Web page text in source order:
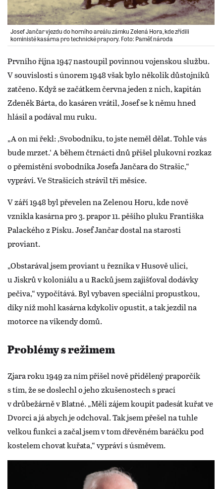
Josef Jančar vjezdu do horního areálu zámku Zelená Hora, kde zřídili
koministé kasárna pro technické prapory. Foto: Paměť národa
Prvního října 1947 nastoupil povinnou vojenskou službu.
V souvislosti s únorem 1948 však bylo několik důstojníků
zatčeno. Když se začátkem června jeden z nich, kapitán
Zdeněk Bárta, do kasáren vrátil, Josef se k němu hned
hlásil a podával mu ruku.
„A on mi řekl: ‚Svobodníku, to jste neměl dělat. Tohle vás
bude mrzet.‘ A během čtrnácti dnů přišel plukovní rozkaz
o přemístění svobodníka Josefa Jančara do Strašic,“
vypráví. Ve Strašicích strávil tři měsíce.
V září 1948 byl převelen na Zelenou Horu, kde nově
vznikla kasárna pro 3. prapor 11. pěšího pluku Františka
Palackého z Písku. Josef Jančar dostal na starosti
proviant.
„Obstarával jsem proviant u řezníka v Husově ulici,
u Jiskrů v koloniálu a u Racků jsem zajišťoval dodávky
pečiva,“ vypočítává. Byl vybaven speciální propustkou,
díky níž mohl kasárna kdykoliv opustit, a tak jezdil na
motorce na víkendy domů.
Problémy s režimem
Zjara roku 1949 za ním přišel nově přidělený praporčík
s tím, že se doslechl o jeho zkušenostech s prací
v drůbežárně v Blatné. „Měli zájem koupit padesát kuřat ve
Dvorci a já abych je odchoval. Tak jsem přešel na tuhle
velkou funkci a začal jsem v tom dřevěném baráčku pod
kostelem chovat kuřata,“ vypráví s úsměvem.